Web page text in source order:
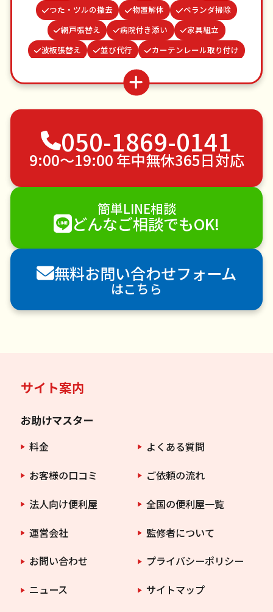
つた・ツルの撤去
物置解体
ベランダ掃除
網戸張替え
病院付き添い
家具組立
波板張替え
並び代行
カーテンレール取り付け
結婚式代理出席
遺品整理・生前整理
蜂の巣駆除
お庭の水やり
雨どい修理・掃除
不用品回収
ゴミ屋敷片付け
植木の剪定
植木の伐採
手すり取り付け
ペットのお世話
エアコンクリーニング
DIY・日曜大工
ハウスクリーニング
雪かき・雪下ろし
電球交換
襖（ふすま）の張替え
空き家管理
各種代行
害獣駆除
防草シート施工
ナメクジ駆除
害虫駆除
050-1869-0141
9:00〜19:00 年中無休365日対応
簡単LINE相談
どんなご相談でもOK!
無料お問い合わせフォーム
はこちら
サイト案内
お助けマスター
料金
よくある質問
お客様の口コミ
ご依頼の流れ
法人向け便利屋
全国の便利屋一覧
運営会社
監修者について
お問い合わせ
プライバシーポリシー
ニュース
サイトマップ